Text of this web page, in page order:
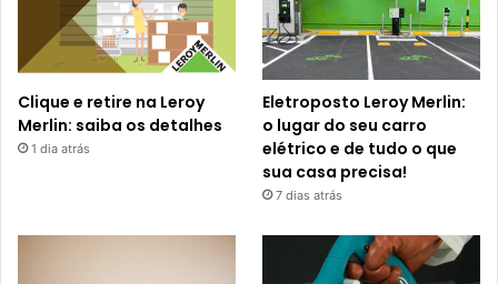
Clique e retire na Leroy
Merlin: saiba os detalhes
1 dia atrás
Eletroposto Leroy Merlin:
o lugar do seu carro
elétrico e de tudo o que
sua casa precisa!
7 dias atrás